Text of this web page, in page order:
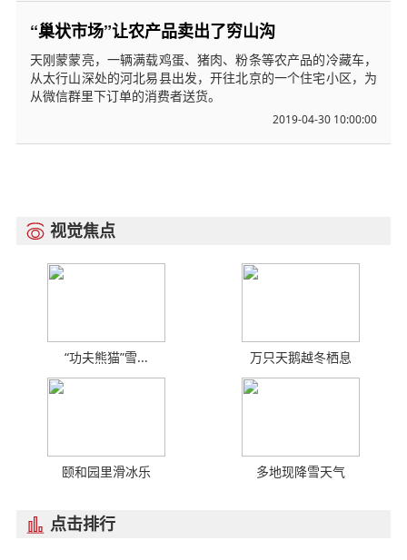
“巢状市场”让农产品卖出了穷山沟
天刚蒙蒙亮，一辆满载鸡蛋、猪肉、粉条等农产品的冷藏车，
从太行山深处的河北易县出发，开往北京的一个住宅小区，为
从微信群里下订单的消费者送货。
2019-04-30 10:00:00
 视觉焦点
“功夫熊猫”雪... 万只天鹅越冬栖息
颐和园里滑冰乐 多地现降雪天气
 点击排行